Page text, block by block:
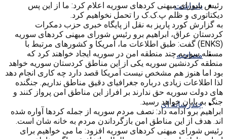
یادداشت
مصاحبه
چندرسانه ای
رئیس شورای میهنی کردهای سوریه اعلام کرد: ما از این پس
دیکتاتوری و ظلم پ.ک.ک را تحمل نخواهیم کرد.
به گزارش کورد پاریز به نقل از پایگاه خبری حزب دمکرات
کردستان عراق، ابراهیم برو رئیس شورای میهنی کردهای سوریه
(ENKS) گفت: طبق اطلاعات ما، آمریکا و کشورهای مرتبط با
مسئله سوریه چند منطقه امن در سوریه ایجاد خواهند کرد که
منطقه کردنشین سوریه یکی از این مناطق کردستان سوریه خواهد
بود اما هنوز هم مشخص نیست آمریکا قصد دارد چه کاری انجام دهد
لذا اطلاعات زیادی درباره جغرافیای دقیق مناطق نداریم. جنگنده
های دولت سوریه حق ندارند بر افراز این مناطق امن پرواز کنند و
جنگ به پایان خواهد رسید.
ابراهیم برو ادامه داد: نصف مردم سوریه از جمله کردها آواره شده
اند. هدف از این مناطق امن بازگرداندن مردم به خانه شان است.
رئیس شورای میهنی کردهای سوریه افزود: ما می خواهیم برای